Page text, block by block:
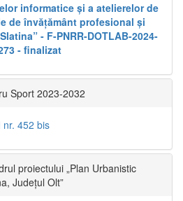
informatice și a atelierelor de
de învățământ profesional și
- F-PNRR-DOTLAB-2024-
- finalizat
Sport 2023-2032
nr. 452 bis
proiectului „Plan Urbanistic
Județul Olt”